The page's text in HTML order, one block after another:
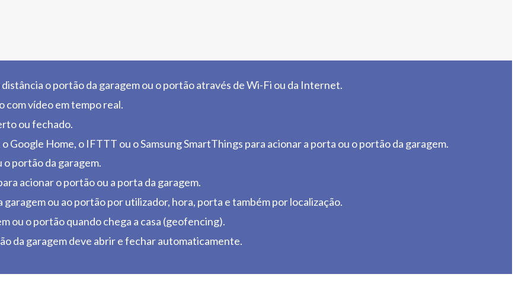
o portão da garagem ou o portão através de Wi-Fi ou da Internet.
com vídeo em tempo real.
ou fechado.
Google Home, o IFTTT ou o Samsung SmartThings para acionar a porta ou o portão da garagem.
portão da garagem.
acionar o portão ou a porta da garagem.
ou ao portão por utilizador, hora, porta e também por localização.
ou o portão quando chega a casa (geofencing).
da garagem deve abrir e fechar automaticamente.